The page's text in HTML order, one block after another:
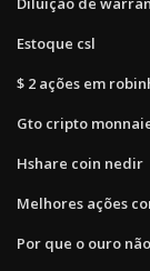
Estoque csl
$ 2 ações em
Gto cripto
Hshare coin nedir
Melhores ações
Por que o ouro